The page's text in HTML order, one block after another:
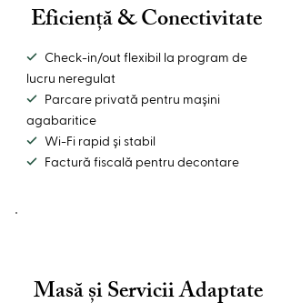
Eficiență & Conectivitate
✓Check-in/out flexibil la program de
lucru neregulat
✓Parcare privată pentru mașini
agabaritice
✓Wi-Fi rapid și stabil
✓Factură fiscală pentru decontare
Masă și Servicii Adaptate